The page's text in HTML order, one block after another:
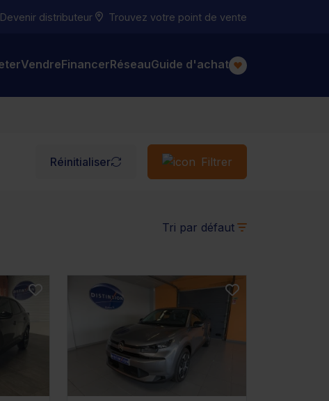
Devenir distributeur Trouvez votre point de vente
VendreFinancerRéseauGuide d'achat
Réinitialiser Filtrer
Tri par défaut